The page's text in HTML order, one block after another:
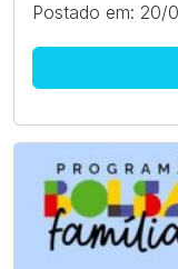
Postado em: 20/